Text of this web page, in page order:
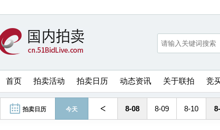
首页 拍卖活动 拍卖日历 动态资讯 关于联拍 竞
拍卖日历 今天 < 8-08 8-09 8-10